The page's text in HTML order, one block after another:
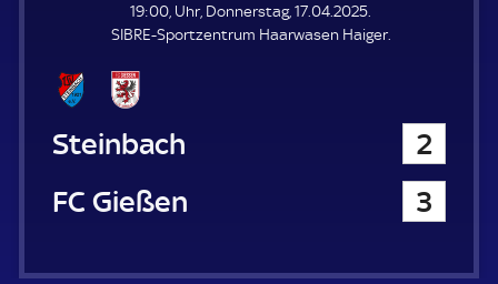
E
N
19:00, Uhr, Donnerstag, 17.04.2025.
SIBRE-Sportzentrum Haarwasen Haiger.
TSV Steinbach
2
FC Gießen
3